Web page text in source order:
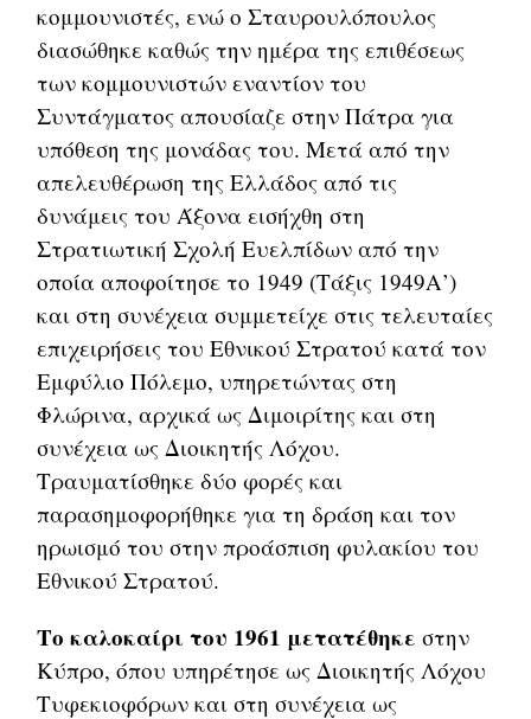
κομμουνιστές, ενώ ο Σταυρουλόπουλος
διασώθηκε καθώς την ημέρα της επιθέσεως
των κομμουνιστών εναντίον του
Συντάγματος απουσίαζε στην Πάτρα για
υπόθεση της μονάδας του. Μετά από την
απελευθέρωση της Ελλάδος από τις
δυνάμεις του Άξονα εισήχθη στη
Στρατιωτική Σχολή Ευελπίδων από την
οποία αποφοίτησε το 1949 (Τάξις 1949Α’)
και στη συνέχεια συμμετείχε στις τελευταίες
επιχειρήσεις του Εθνικού Στρατού κατά τον
Εμφύλιο Πόλεμο, υπηρετώντας στη
Φλώρινα, αρχικά ως Διμοιρίτης και στη
συνέχεια ως Διοικητής Λόχου.
Τραυματίσθηκε δύο φορές και
παρασημοφορήθηκε για τη δράση και τον
ηρωισμό του στην προάσπιση φυλακίου του
Εθνικού Στρατού.
Το καλοκαίρι του 1961 μετατέθηκε στην
Κύπρο, όπου υπηρέτησε ως Διοικητής Λόχου
Τυφεκιοφόρων και στη συνέχεια ως